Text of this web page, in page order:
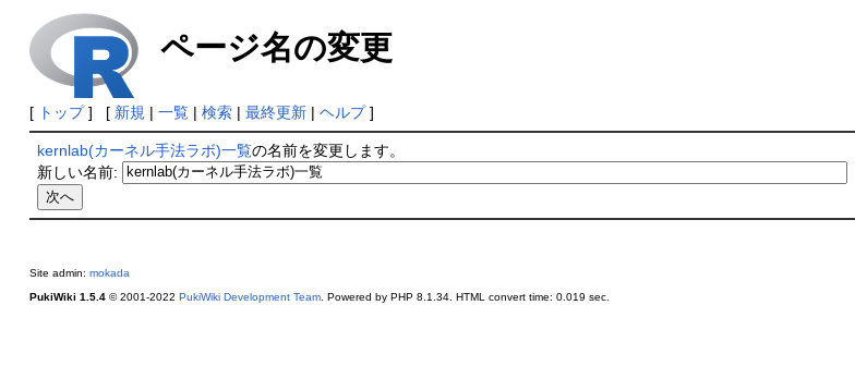
ページ名の変更
[ トップ] [ 新規 | 一覧| 検索| 最終更新| ヘルプ]
kernlab(カーネル手法ラボ)一覧の名前を変更します。
新しい名前:
Site admin: mokada
PukiWiki 1.5.4© 2001-2022 PukiWiki Development Team. Powered by PHP 8.1.34. HTML convert time: 0.019 sec.